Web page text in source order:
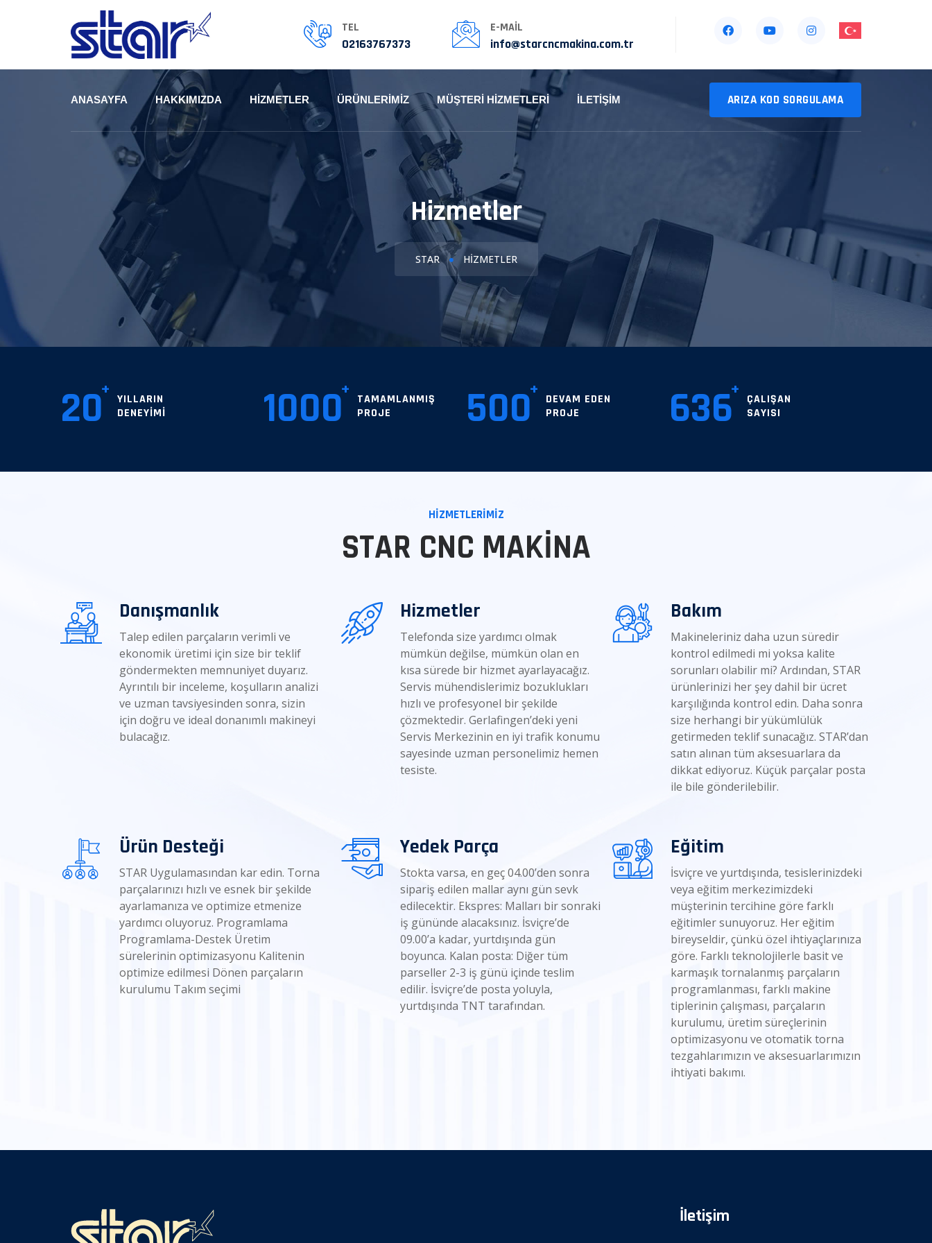
TEL
02163767373
E-MAIL
info@starcncmakina.com.tr
ANASAYFA HAKKIMIZDA HIZMETLER ÜRÜNLERIMIZ MÜŞTERI HIZMETLERI İLETIŞIM ARIZA KOD SORGULAMA
Hizmetler
STAR HIZMETLER
20
YILLARIN
DENEYIMI
1000
TAMAMLANMIŞ
PROJE
500
DEVAM EDEN
PROJE
636
ÇALIŞAN
SAYISI
HIZMETLERIMIZ
STAR CNC MAKINA
Danışmanlık
Talep edilen parçaların verimli ve
ekonomik üretimi için size bir teklif
göndermekten memnuniyet duyarız.
Ayrıntılı bir inceleme, koşulların analizi
ve uzman tavsiyesinden sonra, sizin
için doğru ve ideal donanımlı makineyi
bulacağız.
Hizmetler
Telefonda size yardımcı olmak
mümkün değilse, mümkün olan en
kısa sürede bir hizmet ayarlayacağız.
Servis mühendislerimiz bozuklukları
hızlı ve profesyonel bir şekilde
çözmektedir. Gerlafingen’deki yeni
Servis Merkezinin en iyi trafik konumu
sayesinde uzman personelimiz hemen
tesiste.
Bakım
Makineleriniz daha uzun süredir
kontrol edilmedi mi yoksa kalite
sorunları olabilir mi? Ardından, STAR
ürünlerinizi her şey dahil bir ücret
karşılığında kontrol edin. Daha sonra
size herhangi bir yükümlülük
getirmeden teklif sunacağız. STAR’dan
satın alınan tüm aksesuarlara da
dikkat ediyoruz. Küçük parçalar posta
ile bile gönderilebilir.
Ürün Desteği
STAR Uygulamasından kar edin. Torna
parçalarınızı hızlı ve esnek bir şekilde
ayarlamanıza ve optimize etmenize
yardımcı oluyoruz. Programlama
Programlama-Destek Üretim
sürelerinin optimizasyonu Kalitenin
optimize edilmesi Dönen parçaların
kurulumu Takım seçimi
Yedek Parça
Stokta varsa, en geç 04.00’den sonra
sipariş edilen mallar aynı gün sevk
edilecektir. Ekspres: Malları bir sonraki
iş gününde alacaksınız. İsviçre’de
09.00’a kadar, yurtdışında gün
boyunca. Kalan posta: Diğer tüm
parseller 2-3 iş günü içinde teslim
edilir. İsviçre’de posta yoluyla,
yurtdışında TNT tarafından.
Eğitim
İsviçre ve yurtdışında, tesislerinizdeki
veya eğitim merkezimizdeki
müşterinin tercihine göre farklı
eğitimler sunuyoruz. Her eğitim
bireyseldir, çünkü özel ihtiyaçlarınıza
göre. Farklı teknolojilerle basit ve
karmaşık tornalanmış parçaların
programlanması, farklı makine
tiplerinin çalışması, parçaların
kurulumu, üretim süreçlerinin
optimizasyonu ve otomatik torna
tezgahlarımızın ve aksesuarlarımızın
ihtiyati bakımı.
İletişim